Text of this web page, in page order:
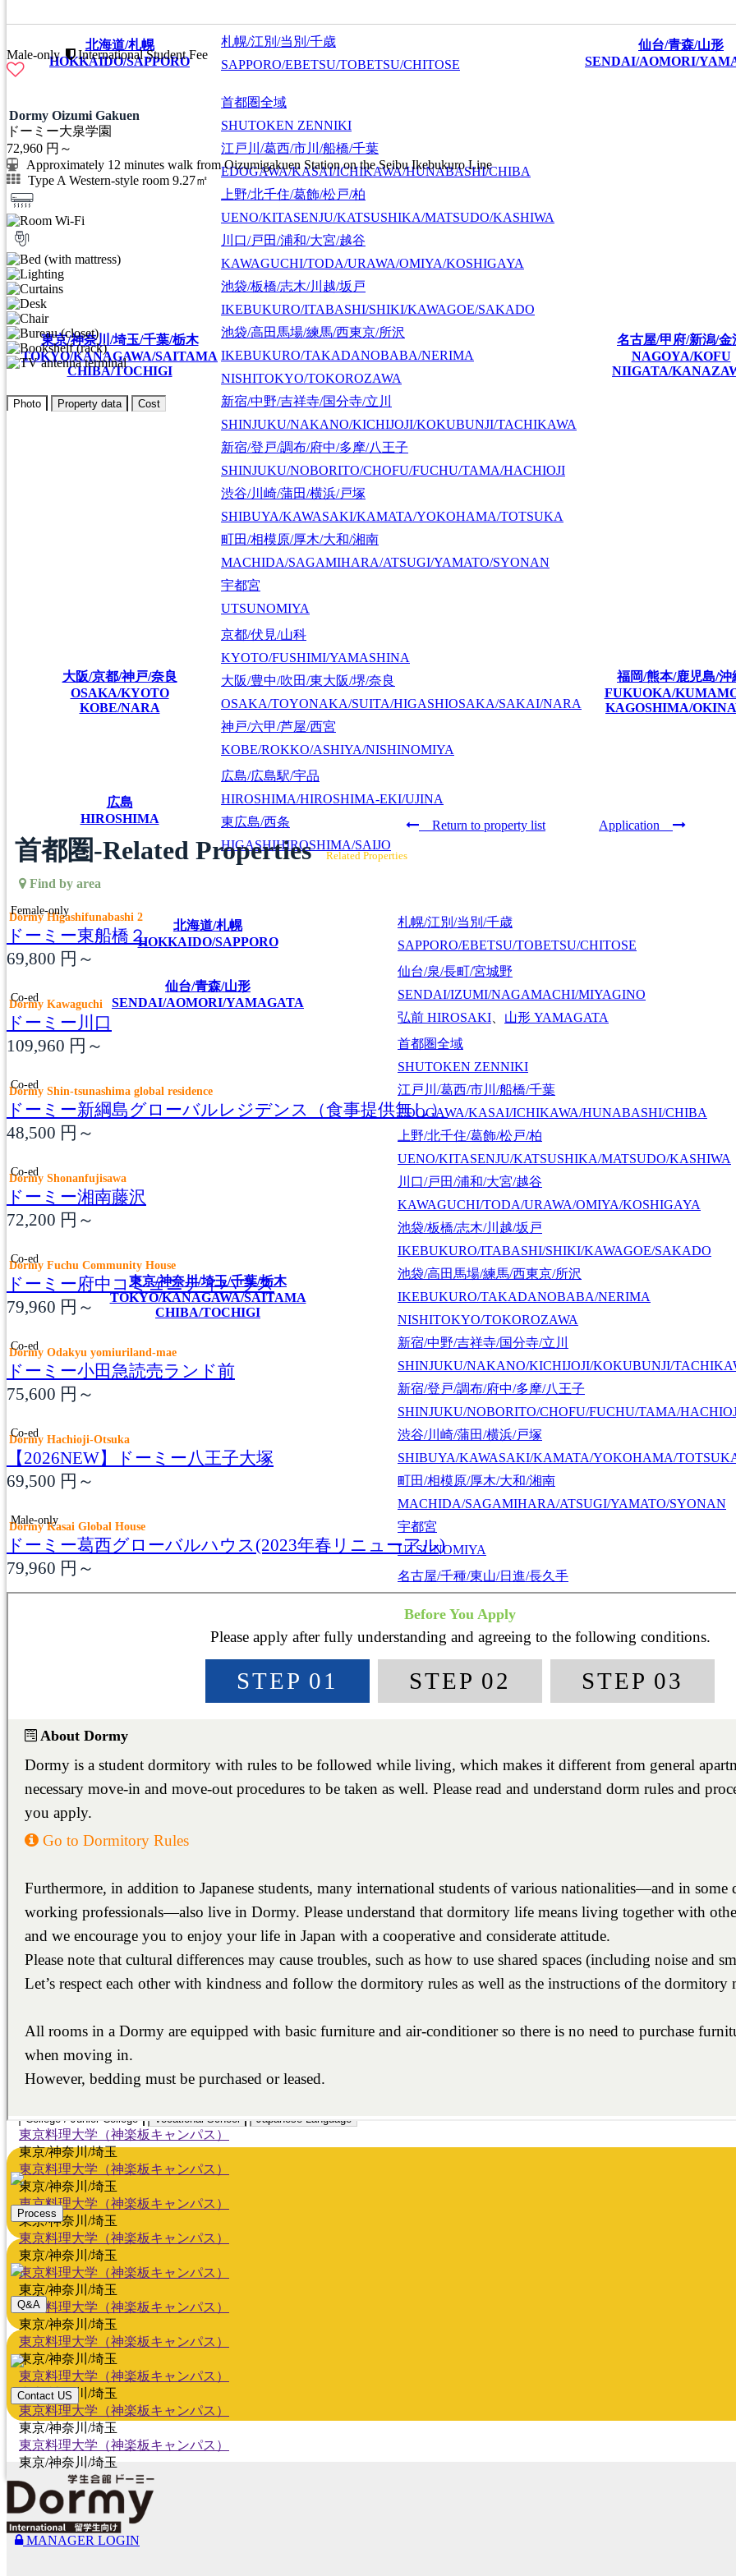
北海道/札幌
HOKKAIDO/SAPPORO
札幌/江別/当別/千歳
SAPPORO/EBETSU/TOBETSU/CHITOSE
仙台/青森/山形
SENDAI/AOMORI/
東京/神奈川/埼玉/千葉/栃木
TOKYO/KANAGAWA/SAITAMA
CHIBA/TOCHIGI
首都圏全域
SHUTOKEN ZENNIKI
江戸川/葛西/市川/船橋/千葉
EDOGAWA/KASAI/ICHIKAWA/HUNABASHI/CHIBA
上野/北千住/葛飾/松戸/柏
UENO/KITASENJU/KATSUSHIKA/MATSUDO/KASHIWA
川口/戸田/浦和/大宮/越谷
KAWAGUCHI/TODA/URAWA/OMIYA/KOSHIGAYA
池袋/板橋/志木/川越/坂戸
IKEBUKURO/ITABASHI/SHIKI/KAWAGOE/SAKADO
池袋/高田馬場/練馬/西東京/所沢
IKEBUKURO/TAKADANOBABA/NERIMA
NISHITOKYO/TOKOROZAWA
新宿/中野/吉祥寺/国分寺/立川
SHINJUKU/NAKANO/KICHIJOJI/KOKUBUNJI/TACHIKAWA
新宿/登戸/調布/府中/多摩/八王子
SHINJUKU/NOBORITO/CHOFU/FUCHU/TAMA/HACHIOJI
渋谷/川崎/蒲田/横浜/戸塚
SHIBUYA/KAWASAKI/KAMATA/YOKOHAMA/TOTSUKA
町田/相模原/厚木/大和/湘南
MACHIDA/SAGAMIHARA/ATSUGI/YAMATO/SYONAN
宇都宮
UTSUNOMIYA
名古屋/甲府/新潟/金
NAGOYA/KOFU
NIIGATA/
大阪/京都/神戸/奈良
OSAKA/KYOTO
KOBE/NARA
京都/伏見/山科
KYOTO/FUSHIMI/YAMASHINA
大阪/豊中/吹田/東大阪/堺/奈良
OSAKA/TOYONAKA/SUITA/HIGASHIOSAKA/SAKAI/NARA
神戸/六甲/芦屋/西宮
KOBE/ROKKO/ASHIYA/NISHINOMIYA
福岡/熊本/鹿児島/沖
FUKUOKA/
KAGOSHIMA/
広島
HIROSHIMA
広島/広島駅/宇品
HIROSHIMA/HIROSHIMA-EKI/UJINA
東広島/西条
HIGASHIHIROSHIMA/SAIJO
Find by area
北海道/札幌
HOKKAIDO/SAPPORO
札幌/江別/当別/千歳
SAPPORO/EBETSU/TOBETSU/CHITOSE
仙台/青森/山形
SENDAI/AOMORI/YAMAGATA
仙台/泉/長町/宮城野
SENDAI/IZUMI/NAGAMACHI/MIYAGINO
弘前 HIROSAKI 山形 YAMAGATA
東京/神奈川/埼玉/千葉/栃木
TOKYO/KANAGAWA/SAITAMA
CHIBA/TOCHIGI
首都圏全域
SHUTOKEN ZENNIKI
江戸川/葛西/市川/船橋/千葉
EDOGAWA/KASAI/ICHIKAWA/HUNABASHI/CHIBA
上野/北千住/葛飾/松戸/柏
UENO/KITASENJU/KATSUSHIKA/MATSUDO/KASHIWA
川口/戸田/浦和/大宮/越谷
KAWAGUCHI/TODA/URAWA/OMIYA/KOSHIGAYA
池袋/板橋/志木/川越/坂戸
IKEBUKURO/ITABASHI/SHIKI/KAWAGOE/SAKADO
池袋/高田馬場/練馬/西東京/所沢
IKEBUKURO/TAKADANOBABA/NERIMA
NISHITOKYO/TOKOROZAWA
新宿/中野/吉祥寺/国分寺/立川
SHINJUKU/NAKANO/KICHIJOJI/KOKUBUNJI/
新宿/登戸/調布/府中/多摩/八王子
SHINJUKU/NOBORITO/CHOFU/FUCHU/TAMA/
渋谷/川崎/蒲田/横浜/戸塚
SHIBUYA/KAWASAKI/KAMATA/YOKOHAMA/
町田/相模原/厚木/大和/湘南
MACHIDA/SAGAMIHARA/ATSUGI/YAMATO/SYONAN
宇都宮
UTSUNOMIYA
名古屋/甲府/新潟/金沢
NAGOYA/KOFU
NIIGATA/KANAZAWA
名古屋/千種/東山/日進/長久手
甲府
KOFU
NIIGATA
KOBE/NARA
京都/伏見/山科
KYOTO/FUSHIMI/YAMASHINA
福岡/熊本/鹿児島/沖縄
FUKUOKA/KUMAMOTO
KAGOSHIMA/OKINAWA
北九州/小倉
KITAKYUSHU/KOKURA
熊本
広島/広島駅/宇品
College / Junior College Vocational School Japanese Language
東京料理大学（神楽板キャンパス）
東京/神奈川/埼玉
東京料理大学（神楽板キャンパス）
東京/神奈川/埼玉
東京料理大学（神楽板キャンパス）
東京/神奈川/埼玉
東京料理大学（神楽板キャンパス）
東京/神奈川/埼玉
東京料理大学（神楽板キャンパス）
東京/神奈川/埼玉
東京料理大学（神楽板キャンパス）
東京/神奈川/埼玉
東京料理大学（神楽板キャンパス）
東京/神奈川/埼玉
東京料理大学（神楽板キャンパス）
東京/神奈川/埼玉
東京料理大学（神楽板キャンパス）
東京/神奈川/埼玉
東京料理大学（神楽板キャンパス）
東京/神奈川/埼玉
Male-only International Student Fee
Dormy Oizumi Gakuen
ドーミー大泉学園
72,960 円～
Approximately 12 minutes walk from Oizumigakuen Station on the Seibu Ikebukuro Line
Type A Western-style room 9.27㎡
Photo Property data Cost
Return to property list Application
首都圏-Related Properties Related Properties
Female-only
Dormy Higashifunabashi 2
ドーミー東船橋２
69,800 円～
Co-ed
Dormy Kawaguchi
ドーミー川口
109,960 円～
Co-ed
Dormy Shin-tsunashima global residence
ドーミー新綱島グローバルレジデンス（食事提供無し）
48,500 円～
Co-ed
Dormy Shonanfujisawa
ドーミー湘南藤沢
72,200 円～
Co-ed
Dormy Fuchu Community House
ドーミー府中コミュニティハウス
79,960 円～
Co-ed
Dormy Odakyu yomiuriland-mae
ドーミー小田急読売ランド前
75,600 円～
Co-ed
Dormy Hachioji-Otsuka
【2026NEW】ドーミー八王子大塚
69,500 円～
Male-only
Dormy Kasai Global House
ドーミー葛西グローバルハウス(2023年春リニューアル)
79,960 円～
Process
Q&A
Contact US
MANAGER LOGIN